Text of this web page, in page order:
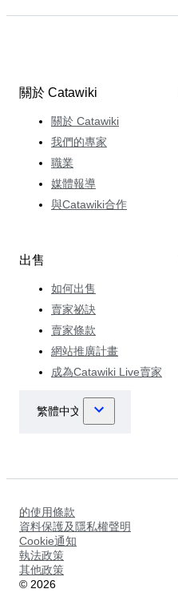
關於 Catawiki
關於 Catawiki
我們的專家
職業
媒體報導
與Catawiki合作
出售
如何出售
賣家祕訣
賣家條款
網站推廣計畫
成為Catawiki Live賣家
的使用條款
資料保護及隱私權聲明
Cookie通知
執法政策
其他政策
© 2026